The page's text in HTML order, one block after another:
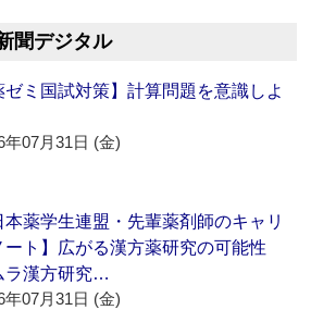
聞デジタル
ゼミ国試対策】計算問題を意識しよ
年07月31日 (金)
本薬学生連盟・先輩薬剤師のキャリ
ート】広がる漢方薬研究の可能性
ラ漢方研究…
年07月31日 (金)